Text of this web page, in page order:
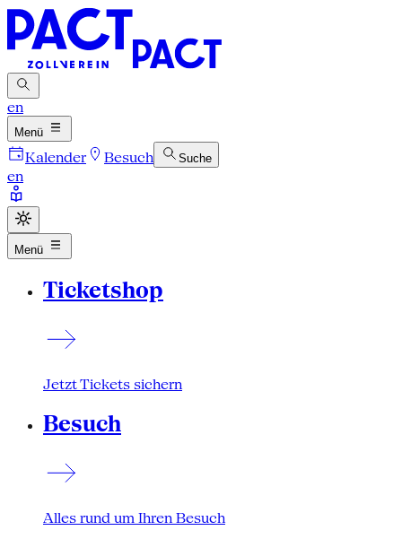
en
Menü
Kalender Besuch Suche
en
Menü
Ticketshop
Jetzt Tickets sichern
Besuch
Alles rund um Ihren Besuch